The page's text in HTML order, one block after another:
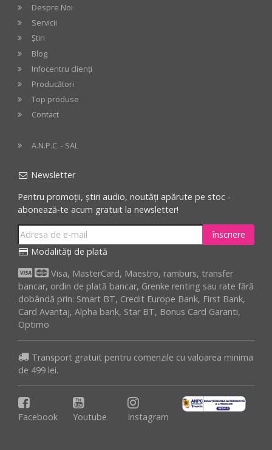
Despre Noi
Servicii
Știri
Blog
Infocentru clienți
Producători
Top produse
Contact
A.N.P.C. - SAL
Newsletter
Pentru promoții, știri audio, noutăți apărute pe stoc -
abonează-te acum gratuit la newsletter!
înscriere
Modalități de plată
Visa, MasterCard, Maestro, ramburs, transfer
bancar, ordin de plată bancar, Grenke renting sau rate fără
dobândă prin: Smart BT, Credit Europe Bank, First Bank,
Card Avantaj, Alpha bank, Star BT, Bonus Card Garanti,
Optimo
Transport gratuit pentru comenzile cu valoarea minima
de 499 lei.
Facebook Youtube Instagram